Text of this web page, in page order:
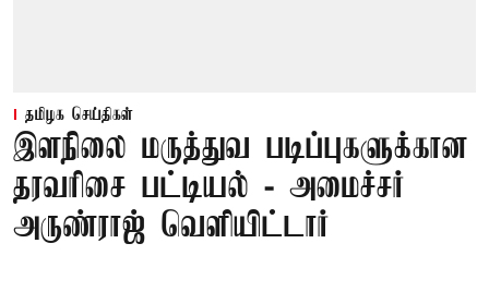
தமிழக செய்திகள்
இளநிலை மருத்துவ படிப்புகளுக்கான
தரவரிசை பட்டியல் - அமைச்சர்
அருண்ராஜ் வெளியிட்டார்